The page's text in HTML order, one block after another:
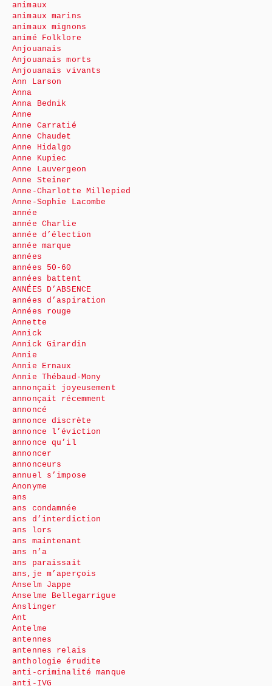
animaux
animaux marins
animaux mignons
animé Folklore
Anjouanais
Anjouanais morts
Anjouanais vivants
Ann Larson
Anna
Anna Bednik
Anne
Anne Carratié
Anne Chaudet
Anne Hidalgo
Anne Kupiec
Anne Lauvergeon
Anne Steiner
Anne-Charlotte Millepied
Anne-Sophie Lacombe
année
année Charlie
année d’élection
année marque
années
années 50-60
années battent
ANNÉES D’ABSENCE
années d’aspiration
Années rouge
Annette
Annick
Annick Girardin
Annie
Annie Ernaux
Annie Thébaud-Mony
annonçait joyeusement
annonçait récemment
annoncé
annonce discrète
annonce l’éviction
annonce qu’il
annoncer
annonceurs
annuel s’impose
Anonyme
ans
ans condamnée
ans d’interdiction
ans lors
ans maintenant
ans n’a
ans paraissait
ans,je m’aperçois
Anselm Jappe
Anselme Bellegarrigue
Anslinger
Ant
Antelme
antennes
antennes relais
anthologie érudite
anti-criminalité manque
anti-IVG